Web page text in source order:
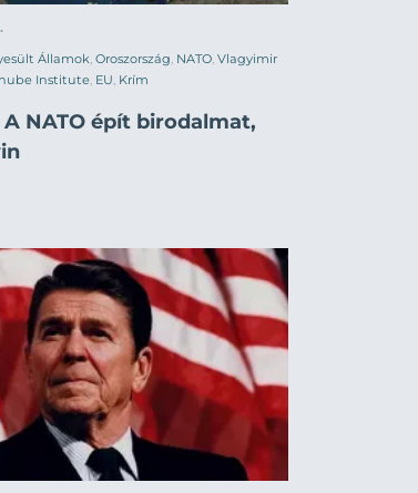
Államok Oroszország NATO Vlagyimir
Institute EU Krím
NATO épít birodalmat,